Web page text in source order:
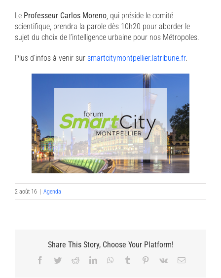
Le Professeur Carlos Moreno, qui préside le comité
scientifique, prendra la parole dès 10h20 pour aborder le
sujet du choix de l’intelligence urbaine pour nos Métropoles.
Plus d’infos à venir sur smartcitymontpellier.latribune.fr.
2 août 16 Agenda
Share This Story, Choose Your Platform!
Facebook
TwitterRedditLinkedInWhatsApp
Tumblr Pinterest
Vk Email